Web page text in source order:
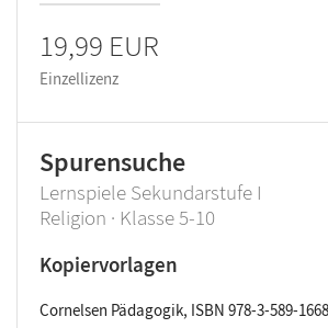
19,99 EUR
Einzellizenz
Spurensuche
Lernspiele Sekundarstufe I
Religion · Klasse 5-10
Kopiervorlagen
Cornelsen Pädagogik, ISBN 978-3-589-